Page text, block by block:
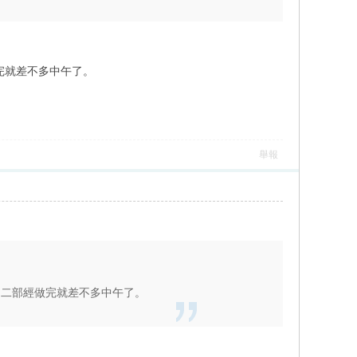
差不多中午了。
舉報
部經做完就差不多中午了。